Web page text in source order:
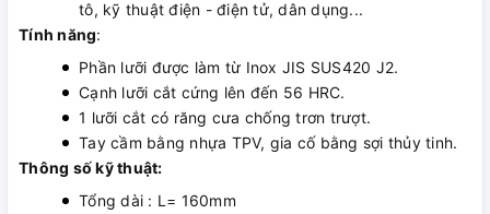
tô, kỹ thuật điện - điện tử, dân dụng...
Tính năng:
Phần lưỡi được làm từ Inox JIS SUS420 J2.
Cạnh lưỡi cắt cứng lên đến 56 HRC.
1 lưỡi cắt có răng cưa chống trơn trượt.
Tay cầm bằng nhựa TPV, gia cố bằng sợi thủy tinh.
Thông số kỹ thuật:
Tổng dài : L= 160mm